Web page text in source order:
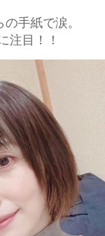
手紙で涙。
注目！！